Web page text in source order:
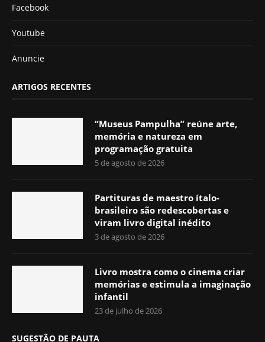
Facebook
Youtube
Anuncie
ARTIGOS RECENTES
“Museus Pampulha” reúne arte,
memória e natureza em
programação gratuita
5 de agosto de 2026
Partituras de maestro ítalo-
brasileiro são redescobertas e
viram livro digital inédito
3 de agosto de 2026
Livro mostra como o cinema criar
memórias e estimula a imaginação
infantil
23 de julho de 2026
SUGESTÃO DE PAUTA